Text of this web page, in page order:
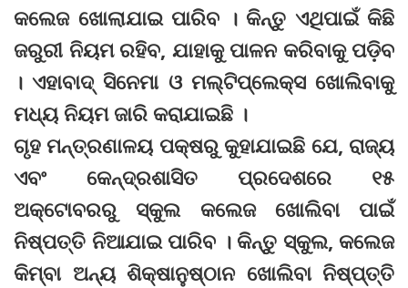
କଲେଜ ଖୋଲାଯାଇ ପାରିବ । କିନ୍ତୁ ଏଥିପାଇଁ କିଛି
ଜରୁରୀ ନିୟମ ରହିବ, ଯାହାକୁ ପାଳନ କରିବାକୁ ପଡ଼ିବ
। ଏହାବାଦ୍‌ ସିନେମା ଓ ମଲ୍‌ଟିପ୍ଲେକ୍ସ ଖୋଲିବାକୁ
ମଧ୍ୟ ନିୟମ ଜାରି କରାଯାଇଛି ।
ଗୃହ ମନ୍ତ୍ରଣାଳୟ ପକ୍ଷରୁ କୁହାଯାଇଛି ଯେ, ରାଜ୍ୟ
ଏବଂ କେନ୍ଦ୍ରଶାସିତ ପ୍ରଦେଶରେ ୧୫
ଅକ୍ଟୋବରରୁ ସ୍କୁଲ କଲେଜ ଖୋଲିବା ପାଇଁ
ନିଷ୍ପତ୍ତି ନିଆଯାଇ ପାରିବ । କିନ୍ତୁ ସ୍କୁଲ, କଲେଜ
କିମ୍ବା ଅନ୍ୟ ଶିକ୍ଷାନୁଷ୍ଠାନ ଖୋଲିବା ନିଷ୍ପ୍‌ତ୍ତି